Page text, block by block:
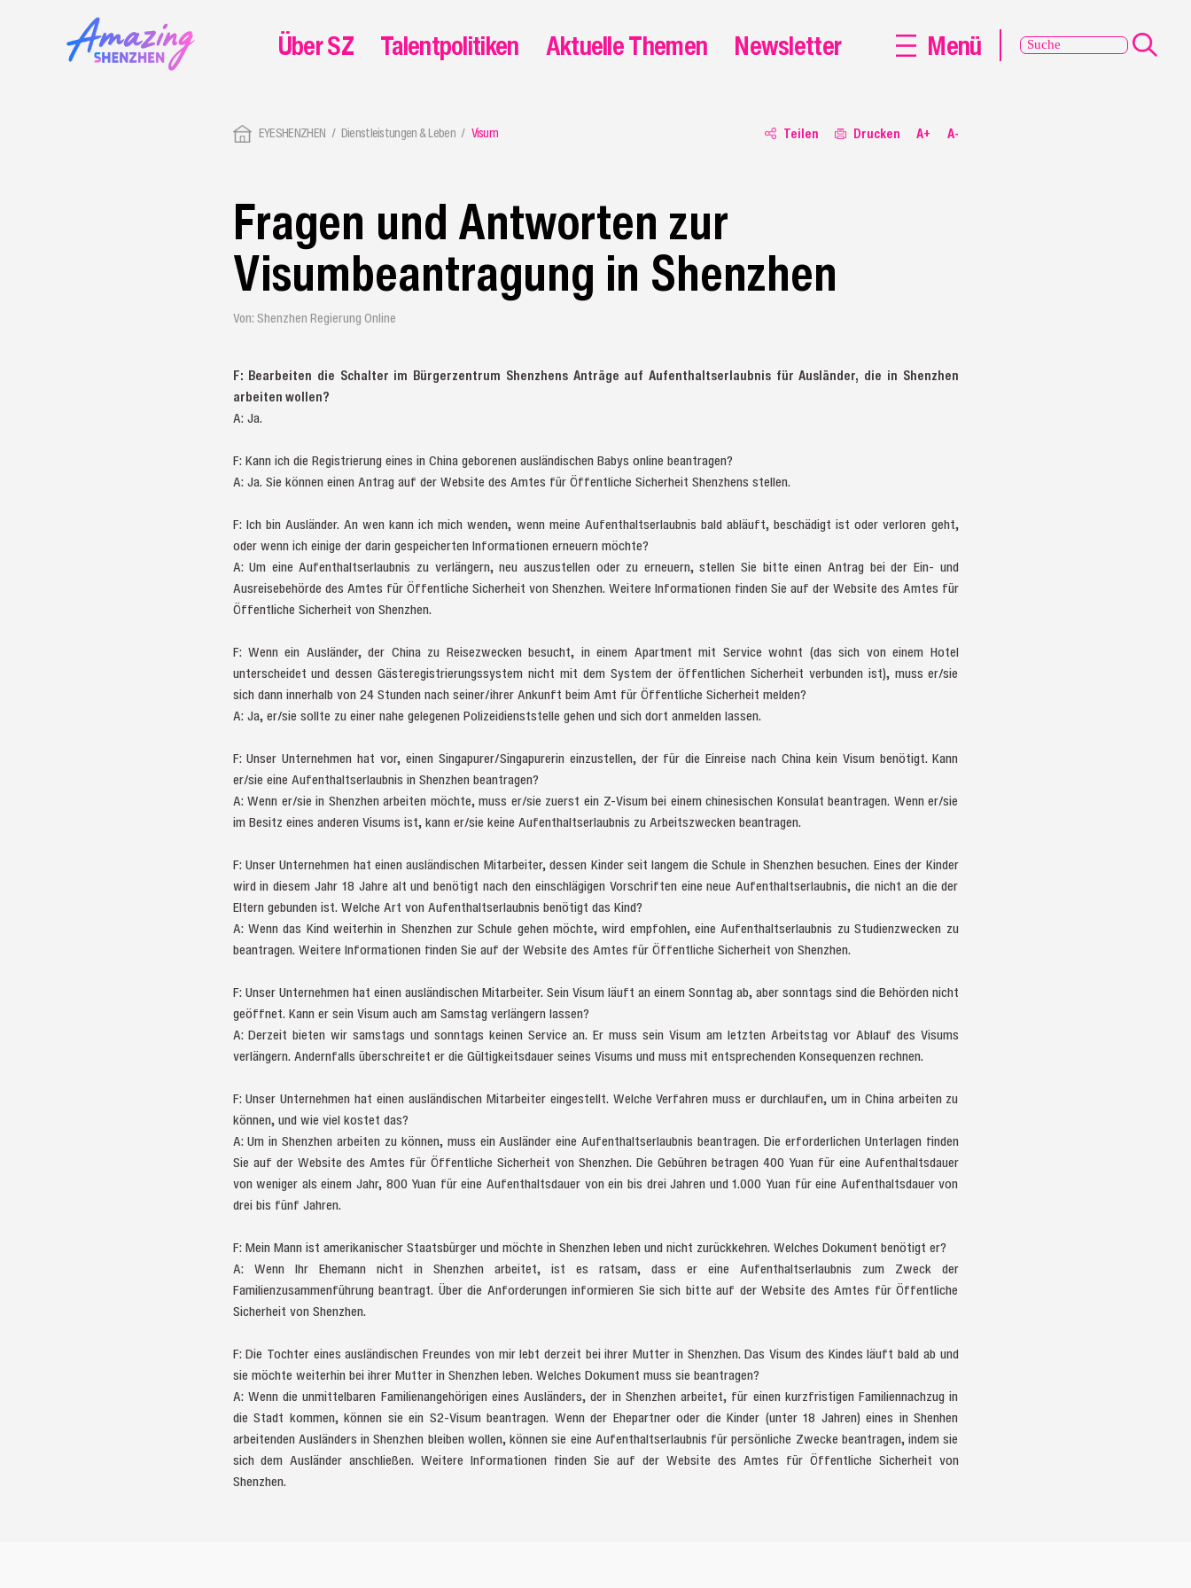
EYESHENZHEN Dienstleistungen & Leben Visum Teilen Drucken A+ A-
Fragen und Antworten zur
Visumbeantragung in Shenzhen
Von: Shenzhen Regierung Online
F: Bearbeiten die Schalter im Bürgerzentrum Shenzhens Anträge auf Aufenthaltserlaubnis für Ausländer, die in Shenzhen
arbeiten wollen?
A: Ja.
F: Kann ich die Registrierung eines in China geborenen ausländischen Babys online beantragen?
A: Ja. Sie können einen Antrag auf der Website des Amtes für Öffentliche Sicherheit Shenzhens stellen.
F: Ich bin Ausländer. An wen kann ich mich wenden, wenn meine Aufenthaltserlaubnis bald abläuft, beschädigt ist oder verloren geht,
oder wenn ich einige der darin gespeicherten Informationen erneuern möchte?
A: Um eine Aufenthaltserlaubnis zu verlängern, neu auszustellen oder zu erneuern, stellen Sie bitte einen Antrag bei der Ein- und
Ausreisebehörde des Amtes für Öffentliche Sicherheit von Shenzhen. Weitere Informationen finden Sie auf der Website des Amtes für
Öffentliche Sicherheit von Shenzhen.
F: Wenn ein Ausländer, der China zu Reisezwecken besucht, in einem Apartment mit Service wohnt (das sich von einem Hotel
unterscheidet und dessen Gästeregistrierungssystem nicht mit dem System der öffentlichen Sicherheit verbunden ist), muss er/sie
sich dann innerhalb von 24 Stunden nach seiner/ihrer Ankunft beim Amt für Öffentliche Sicherheit melden?
A: Ja, er/sie sollte zu einer nahe gelegenen Polizeidienststelle gehen und sich dort anmelden lassen.
F: Unser Unternehmen hat vor, einen Singapurer/Singapurerin einzustellen, der für die Einreise nach China kein Visum benötigt. Kann
er/sie eine Aufenthaltserlaubnis in Shenzhen beantragen?
A: Wenn er/sie in Shenzhen arbeiten möchte, muss er/sie zuerst ein Z-Visum bei einem chinesischen Konsulat beantragen. Wenn er/sie
im Besitz eines anderen Visums ist, kann er/sie keine Aufenthaltserlaubnis zu Arbeitszwecken beantragen.
F: Unser Unternehmen hat einen ausländischen Mitarbeiter, dessen Kinder seit langem die Schule in Shenzhen besuchen. Eines der Kinder
wird in diesem Jahr 18 Jahre alt und benötigt nach den einschlägigen Vorschriften eine neue Aufenthaltserlaubnis, die nicht an die der
Eltern gebunden ist. Welche Art von Aufenthaltserlaubnis benötigt das Kind?
A: Wenn das Kind weiterhin in Shenzhen zur Schule gehen möchte, wird empfohlen, eine Aufenthaltserlaubnis zu Studienzwecken zu
beantragen. Weitere Informationen finden Sie auf der Website des Amtes für Öffentliche Sicherheit von Shenzhen.
F: Unser Unternehmen hat einen ausländischen Mitarbeiter. Sein Visum läuft an einem Sonntag ab, aber sonntags sind die Behörden nicht
geöffnet. Kann er sein Visum auch am Samstag verlängern lassen?
A: Derzeit bieten wir samstags und sonntags keinen Service an. Er muss sein Visum am letzten Arbeitstag vor Ablauf des Visums
verlängern. Andernfalls überschreitet er die Gültigkeitsdauer seines Visums und muss mit entsprechenden Konsequenzen rechnen.
F: Unser Unternehmen hat einen ausländischen Mitarbeiter eingestellt. Welche Verfahren muss er durchlaufen, um in China arbeiten zu
können, und wie viel kostet das?
A: Um in Shenzhen arbeiten zu können, muss ein Ausländer eine Aufenthaltserlaubnis beantragen. Die erforderlichen Unterlagen finden
Sie auf der Website des Amtes für Öffentliche Sicherheit von Shenzhen. Die Gebühren betragen 400 Yuan für eine Aufenthaltsdauer
von weniger als einem Jahr, 800 Yuan für eine Aufenthaltsdauer von ein bis drei Jahren und 1.000 Yuan für eine Aufenthaltsdauer von
drei bis fünf Jahren.
F: Mein Mann ist amerikanischer Staatsbürger und möchte in Shenzhen leben und nicht zurückkehren. Welches Dokument benötigt er?
A: Wenn Ihr Ehemann nicht in Shenzhen arbeitet, ist es ratsam, dass er eine Aufenthaltserlaubnis zum Zweck der
Familienzusammenführung beantragt. Über die Anforderungen informieren Sie sich bitte auf der Website des Amtes für Öffentliche
Sicherheit von Shenzhen.
F: Die Tochter eines ausländischen Freundes von mir lebt derzeit bei ihrer Mutter in Shenzhen. Das Visum des Kindes läuft bald ab und
sie möchte weiterhin bei ihrer Mutter in Shenzhen leben. Welches Dokument muss sie beantragen?
A: Wenn die unmittelbaren Familienangehörigen eines Ausländers, der in Shenzhen arbeitet, für einen kurzfristigen Familiennachzug in
die Stadt kommen, können sie ein S2-Visum beantragen. Wenn der Ehepartner oder die Kinder (unter 18 Jahren) eines in Shenhen
arbeitenden Ausländers in Shenzhen bleiben wollen, können sie eine Aufenthaltserlaubnis für persönliche Zwecke beantragen, indem sie
sich dem Ausländer anschließen. Weitere Informationen finden Sie auf der Website des Amtes für Öffentliche Sicherheit von
Shenzhen.
Über SZ Talentpolitiken Aktuelle Themen Newsletter Menü